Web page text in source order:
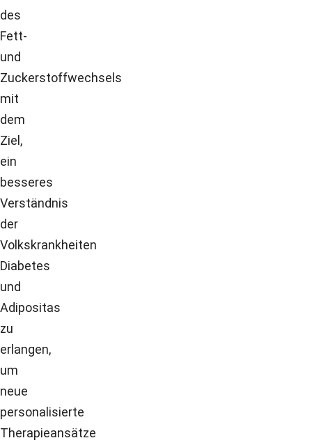
des
Fett-
und
Zuckerstoffwechsels
mit
dem
Ziel,
ein
besseres
Verständnis
der
Volkskrankheiten
Diabetes
und
Adipositas
zu
erlangen,
um
neue
personalisierte
Therapieansätze